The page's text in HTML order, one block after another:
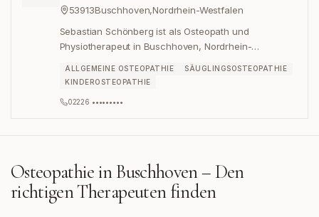
53913Buschhoven,Nordrhein-Westfalen
Sebastian Schönberg ist als Osteopath und
Physiotherapeut in Buschhoven, Nordrhein-
ALLGEMEINE OSTEOPATHIE
SÄUGLINGSOSTEOPATHIE
KINDEROSTEOPATHIE
02226 •••••••••
Osteopathie inBuschhoven– Den
richtigen Therapeuten finden